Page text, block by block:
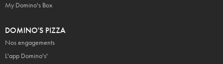
My Domino's Box
DOMINO'S PIZZA
Nos engagements
L'app Domino's'